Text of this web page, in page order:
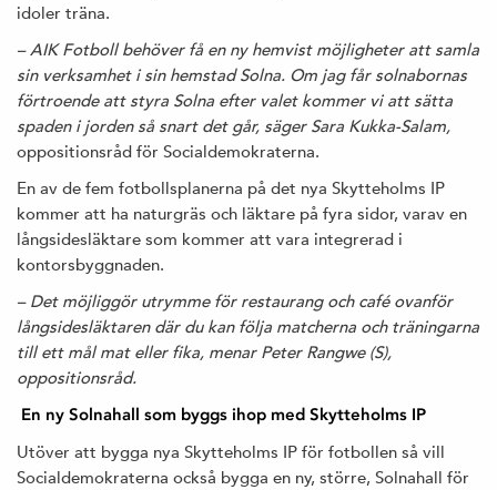
idoler träna.
– AIK Fotboll behöver få en ny hemvist möjligheter att samla
sin verksamhet i sin hemstad Solna. Om jag får solnabornas
förtroende att styra Solna efter valet kommer vi att sätta
spaden i jorden så snart det går, säger Sara Kukka-Salam,
oppositionsråd för Socialdemokraterna.
En av de fem fotbollsplanerna på det nya Skytteholms IP
kommer att ha naturgräs och läktare på fyra sidor, varav en
långsidesläktare som kommer att vara integrerad i
kontorsbyggnaden.
– Det möjliggör utrymme för restaurang och café ovanför
långsidesläktaren där du kan följa matcherna och träningarna
till ett mål mat eller fika, menar Peter Rangwe (S),
oppositionsråd.
En ny Solnahall som byggs ihop med Skytteholms IP
Utöver att bygga nya Skytteholms IP för fotbollen så vill
Socialdemokraterna också bygga en ny, större, Solnahall för